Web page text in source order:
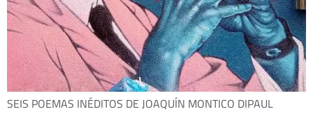
SEIS POEMAS INÉDITOS DE JOAQUÍN MONTICO DIPAUL